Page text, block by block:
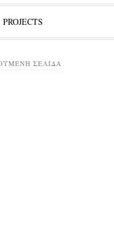
PROJECTS
ΣΕΛΊΔΑ